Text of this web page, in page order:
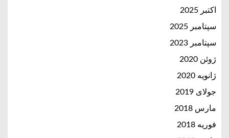
اکتبر 2025
سپتامبر 2025
سپتامبر 2023
ژوئن 2020
ژانویه 2020
جولای 2019
مارس 2018
فوریه 2018